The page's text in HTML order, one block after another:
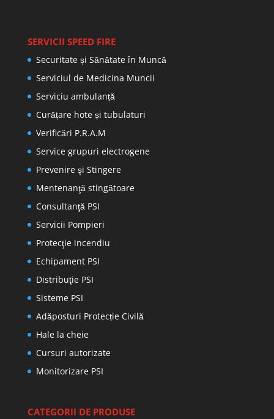
SERVICII SPEED FIRE
Securitate și Sănătate în Muncă
Serviciul de Medicina Muncii
Serviciu ambulanță
Curățare hote și tubulaturi
Verificări P.R.A.M
Service grupuri electrogene
Prevenire şi Stingere
Mentenanţă stingătoare
Consultanţă PSI
Servicii Pompieri
Protecţie incendiu
Echipament PSI
Distribuţie PSI
Sisteme PSI
Adăposturi Protecție Civilă
Hale la cheie
Cursuri autorizate
Monitorizare PSI
CATEGORII DE PRODUSE